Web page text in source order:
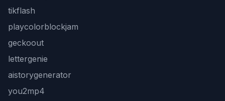
tikflash
playcolorblockjam
geckoout
lettergenie
aistorygenerator
you2mp4